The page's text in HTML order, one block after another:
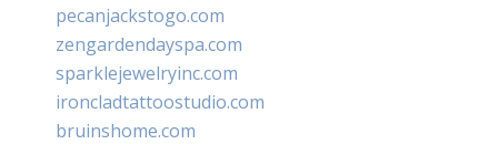
pecanjackstogo.com
zengardendayspa.com
sparklejewelryinc.com
ironcladtattoostudio.com
bruinshome.com